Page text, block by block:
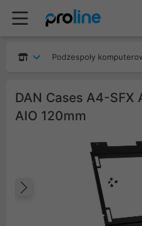
Podzespoły
DAN Cases A4-SFX
AIO 120mm
Poprzedni